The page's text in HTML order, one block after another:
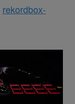
rekordbox-